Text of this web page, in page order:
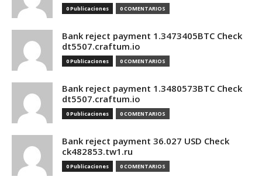
0 Publicaciones 0 COMENTARIOS
Bank reject payment 1.3473405BTC Check
dt5507.craftum.io
0 Publicaciones 0 COMENTARIOS
Bank reject payment 1.3480573BTC Check
dt5507.craftum.io
0 Publicaciones 0 COMENTARIOS
Bank reject payment 36.027 USD Check
ck482853.tw1.ru
0 Publicaciones 0 COMENTARIOS